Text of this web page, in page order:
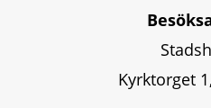
Kyrktorget